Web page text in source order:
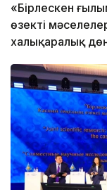
«Бірлескен
өзекті
халықаралық